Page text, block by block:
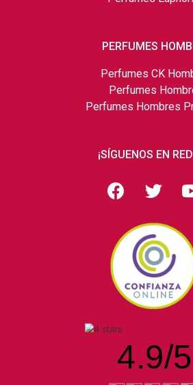
PERFUMES
Perfumes CK
Perfumes
Perfumes Hombres
¡SÍGUENOS EN
4.9/5